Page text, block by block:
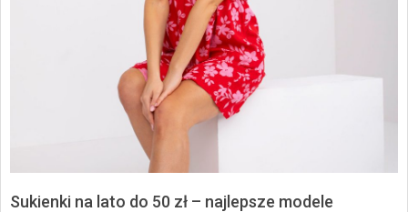
Sukienki na lato do 50 zł – najlepsze modele